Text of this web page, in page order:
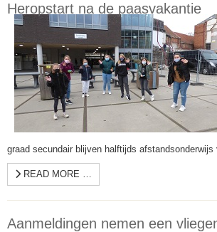
Heropstart na de paasvakantie
graad secundair blijven halftijds afstandsonderwijs
READ MORE …
Aanmeldingen nemen een